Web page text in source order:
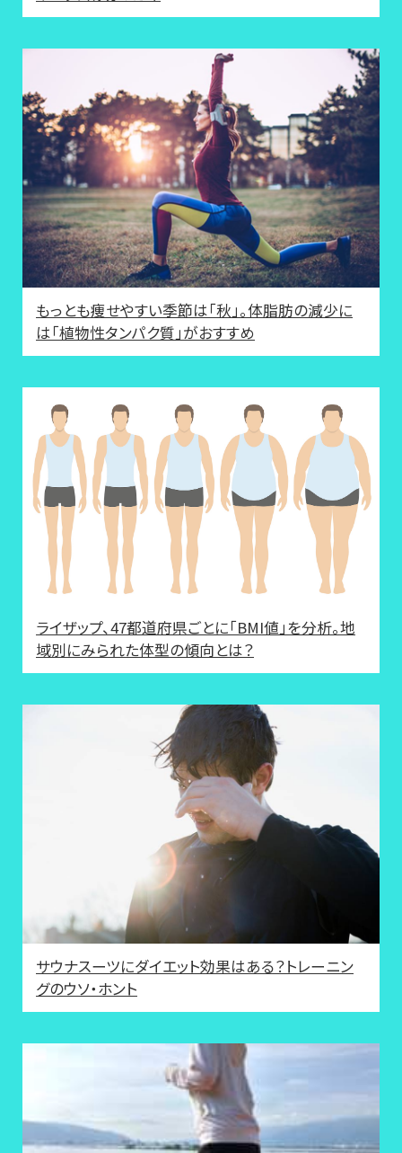
もっとも痩せやすい季節は「秋」。体脂肪の減少に
は「植物性タンパク質」がおすすめ
ライザップ、47都道府県ごとに「BMI値」を分析。地
域別にみられた体型の傾向とは？
サウナスーツにダイエット効果はある？トレーニン
グのウソ・ホント